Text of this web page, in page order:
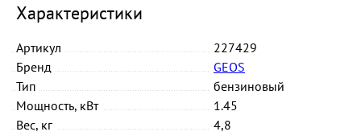
Характеристики
Артикул
227429
Бренд
GEOS
Тип
бензиновый
Мощность, кВт
1.45
Вес, кг
4,8